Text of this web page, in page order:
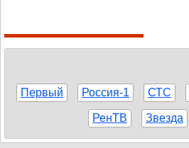
Первый Россия-1 СТС
РенТВ Звезда